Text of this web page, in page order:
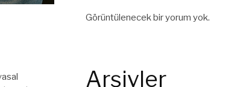
Görüntülenecek bir yorum yok.
Arşivler